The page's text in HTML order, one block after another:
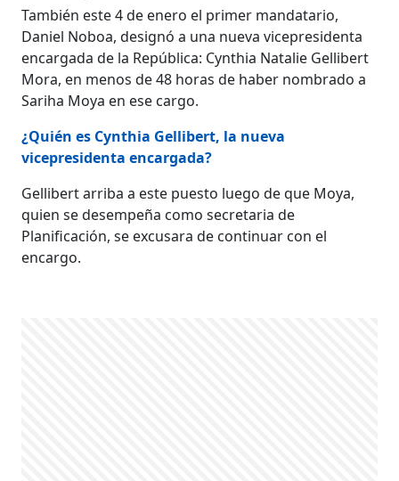
También este 4 de enero el primer mandatario,
Daniel Noboa, designó a una nueva vicepresidenta
encargada de la República: Cynthia Natalie Gellibert
Mora, en menos de 48 horas de haber nombrado a
Sariha Moya en ese cargo.
¿Quién es Cynthia Gellibert, la nueva
vicepresidenta encargada?
Gellibert arriba a este puesto luego de que Moya,
quien se desempeña como secretaria de
Planificación, se excusara de continuar con el
encargo.